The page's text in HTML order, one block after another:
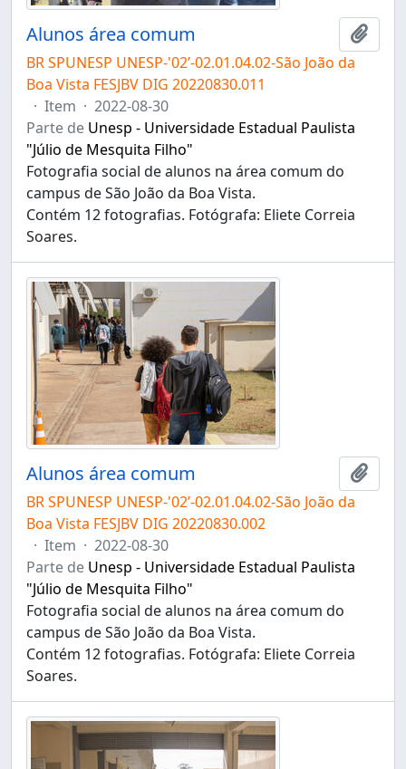
Alunos área comum
BR SPUNESP UNESP-'02’-02.01.04.02-São João da
Boa Vista FESJBV DIG 20220830.011
· Item · 2022-08-30
Parte de Unesp - Universidade Estadual Paulista
"Júlio de Mesquita Filho"
Fotografia social de alunos na área comum do
campus de São João da Boa Vista.
Contém 12 fotografias. Fotógrafa: Eliete Correia
Soares.
Alunos área comum
BR SPUNESP UNESP-'02’-02.01.04.02-São João da
Boa Vista FESJBV DIG 20220830.002
· Item · 2022-08-30
Parte de Unesp - Universidade Estadual Paulista
"Júlio de Mesquita Filho"
Fotografia social de alunos na área comum do
campus de São João da Boa Vista.
Contém 12 fotografias. Fotógrafa: Eliete Correia
Soares.